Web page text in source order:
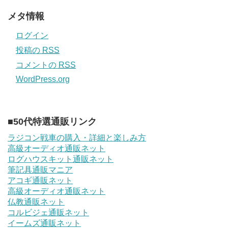
メタ情報
ログイン
投稿の RSS
コメントの RSS
WordPress.org
■50代特選通販リンク
ラジコン戦車の購入・詳細と楽しみ方
高級オーディオ通販ネット
ログハウスキット通販ネット
筆記具通販マニア
アコギ通販ネット
高級オーディオ通販ネット
仏教通販ネット
コルビジェ通販ネット
イームズ通販ネット